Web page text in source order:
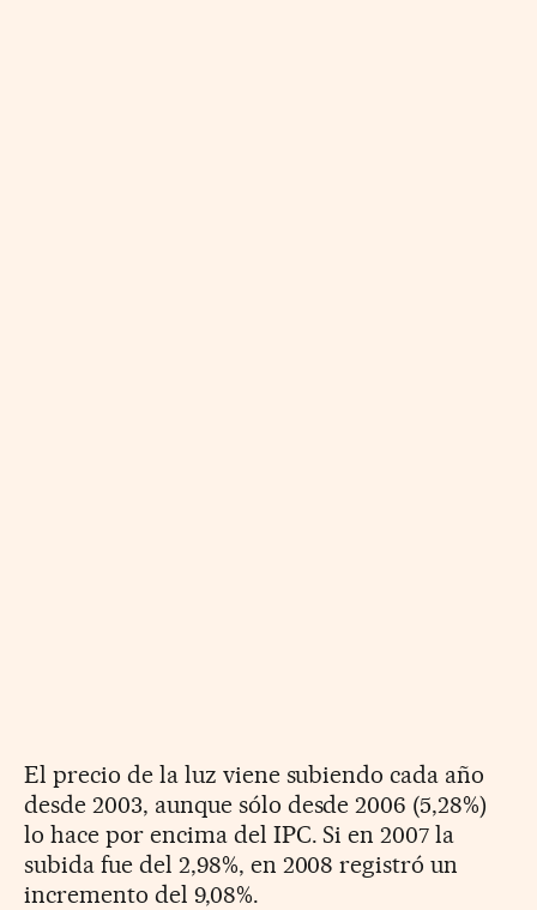
El precio de la luz viene subiendo cada año
desde 2003, aunque sólo desde 2006 (5,28%)
lo hace por encima del IPC. Si en 2007 la
subida fue del 2,98%, en 2008 registró un
incremento del 9,08%.